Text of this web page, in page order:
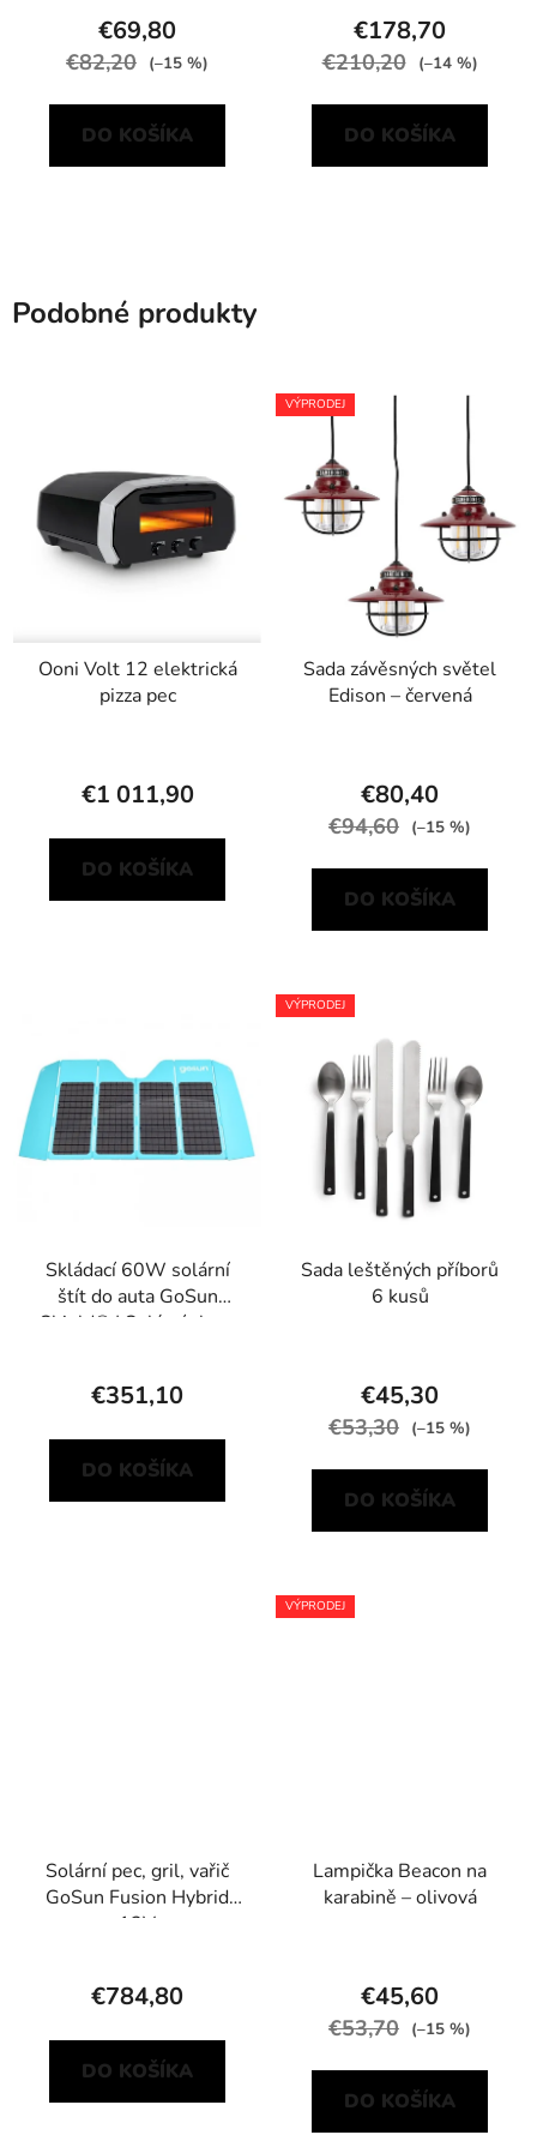
€69,80
€82,20 (–15 %)
DO KOŠÍKA
€178,70
€210,20 (–14 %)
DO KOŠÍKA
Podobné produkty
Ooni Volt 12 elektrická
pizza pec
€1 011,90
DO KOŠÍKA
VÝPRODEJ
Sada závěsných světel
Edison – červená
€80,40
€94,60 (–15 %)
DO KOŠÍKA
Skládací 60W solární
štít do auta GoSun
Shield® | Solární clona
€351,10
DO KOŠÍKA
VÝPRODEJ
Sada leštěných příborů
6 kusů
€45,30
€53,30 (–15 %)
DO KOŠÍKA
Solární pec, gril, vařič
GoSun Fusion Hybrid
12V
€784,80
DO KOŠÍKA
VÝPRODEJ
Lampička Beacon na
karabině – olivová
€45,60
€53,70 (–15 %)
DO KOŠÍKA